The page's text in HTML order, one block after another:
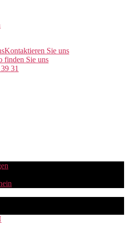
Kontaktieren Sie uns
finden Sie uns
31